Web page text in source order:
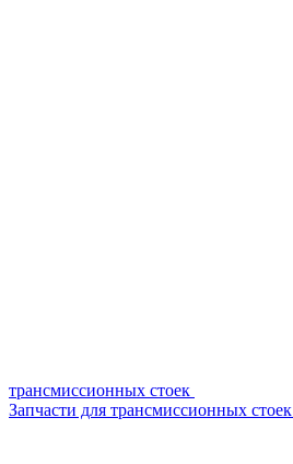
трансмиссионных стоек
Запчасти для трансмиссионных стоек